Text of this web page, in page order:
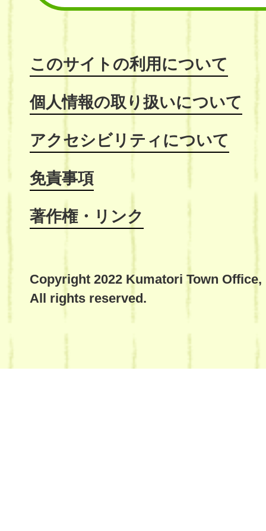
このサイトの利用について
個人情報の取り扱いについて
アクセシビリティについて
免責事項
著作権・リンク
Copyright 2022 Kumatori Town Office,
All rights reserved.